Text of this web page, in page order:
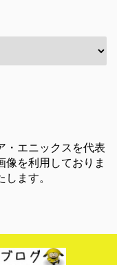
・エニックスを代表
像を利用しておりま
ます。